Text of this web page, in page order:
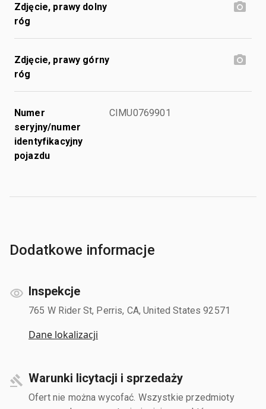
Zdjęcie, prawy dolny
róg
Zdjęcie, prawy górny
róg
Numer
seryjny/numer
identyfikacyjny
pojazdu
CIMU0769901
Dodatkowe informacje
Inspekcje
765 W Rider St, Perris, CA, United States 92571
Dane lokalizacji
Warunki licytacji i sprzedaży
Ofert nie można wycofać. Wszystkie przedmioty